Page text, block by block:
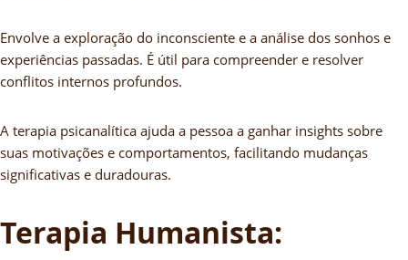
Envolve a exploração do inconsciente e a análise dos sonhos e
experiências passadas. É útil para compreender e resolver
conflitos internos profundos.
A terapia psicanalítica ajuda a pessoa a ganhar insights sobre
suas motivações e comportamentos, facilitando mudanças
significativas e duradouras.
Terapia Humanista: